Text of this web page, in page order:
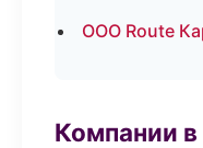
ООО Route
Компании в